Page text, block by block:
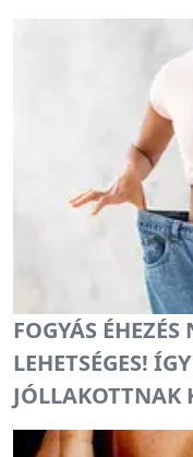
FOGYÁS
LEHETSÉGES!
JÓLLAKOTTNAK